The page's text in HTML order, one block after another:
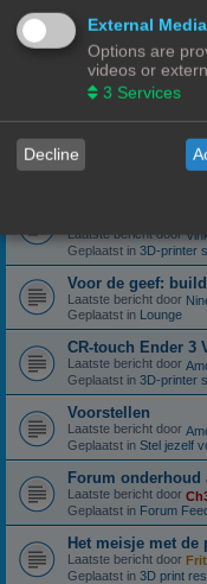
Laatste bericht door
Geplaatst in
Moeilijk filament
Laatste bericht door
ROG STRIX Scope
Laatste bericht door
Geplaatst in
Te koop:
Laatste bericht door
Geplaatst in 3D-printer
Voor de geef:
Laatste bericht door
Geplaatst in Lounge
CR-touch Ender 3
Laatste bericht door
Geplaatst in 3D-printer
Voorstellen
Laatste bericht door
Geplaatst in Stel jezelf
Forum onderhoud
Laatste bericht door
Geplaatst in Forum
Het meisje met de
Laatste bericht door
Geplaatst in 3D print
External Media
Options are
videos or
3 Services
Decline